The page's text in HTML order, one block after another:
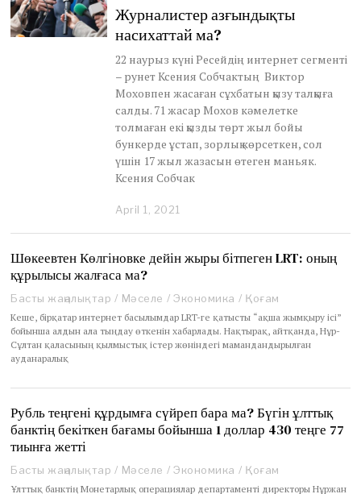
Журналистер азғындықты
насихаттай ма?
22 наурыз күні Ресейдің интернет сегменті
– рунет Ксения Собчактың Виктор
Моховпен жасаған сұхбатын қызу талқыға
салды. 71 жасар Мохов кәмелетке
толмаған екі қызды төрт жыл бойы
бункерде ұстап, зорлық көрсеткен, сол
үшін 17 жыл жазасын өтеген маньяк.
Ксения Собчак
April 1, 2021
r
l
,
0
Шөкеевтен Көлгіновке дейін жыры бітпеген LRT: оның
құрылысы жалғаса ма?
Басты жаңалықтар / Мәселе / Экономика / Қоғам
Кеше, бірқатар интернет басылымдар LRT-ге қатысты “ақша жымқыру ісі”
бойынша алдын ала тыңдау өткенін хабарлады. Нақтырақ, айтқанда, Нұр-
Сұлтан қаласының қылмыстық істер жөніндегі мамандандырылған
ауданаралық
Рубль теңгені құрдымға сүйреп бара ма? Бүгін ұлттық
банктің бекіткен бағамы бойынша 1 доллар 430 теңге 77
тиынға жетті
Басты жаңалықтар / Мәселе / Экономика / Қоғам
Ұлттық банктің Монетарлық операциялар департаменті директоры Нұржан